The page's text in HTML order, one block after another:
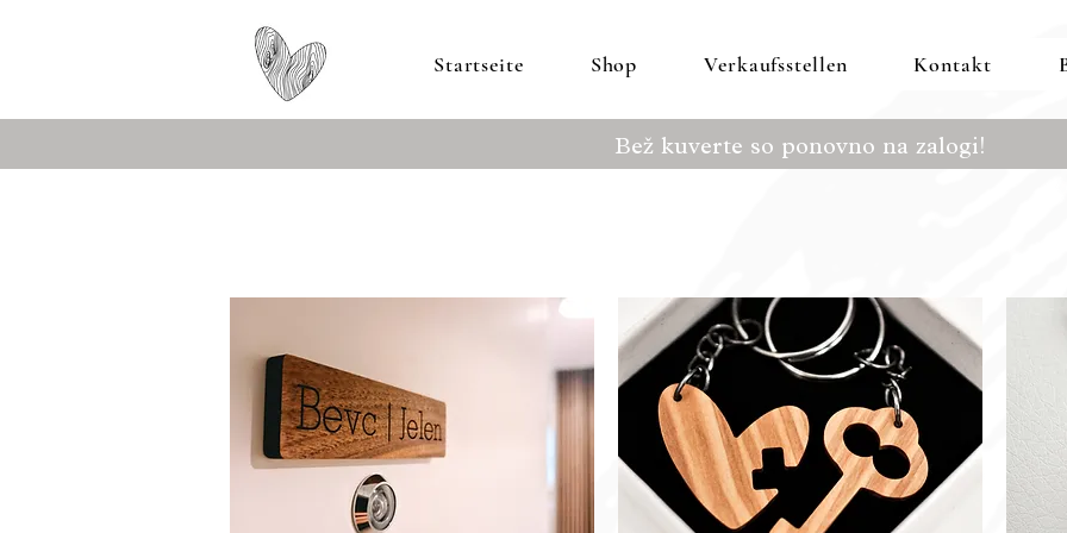
Startseite Shop Verkaufsstellen Kontakt
Bež kuverte so ponovno na zalogi!